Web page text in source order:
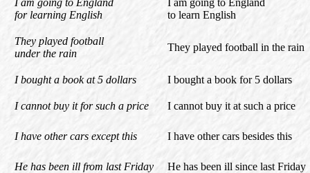
for learning English
to learn English
They played football
under the rain
They played football in the rain
I bought a book at 5 dollars I bought a book for 5 dollars
I cannot buy it for such a price I cannot buy it at such a price
I have other cars except this I have other cars besides this
He has been ill from last Friday He has been ill since last Friday